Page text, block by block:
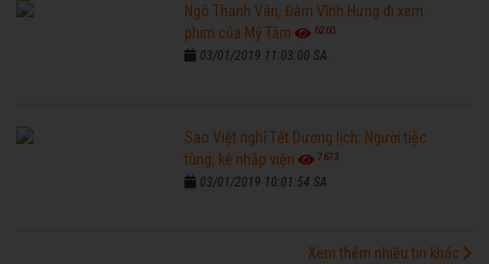
Ngô Thanh Vân, Đàm Vĩnh Hưng đi xem
phim của Mỹ Tâm
6260
03/01/2019 11:03:00 SA
Sao Việt nghỉ Tết Dương lịch: Người tiệc
tùng, kẻ nhập viện
7673
03/01/2019 10:01:54 SA
Xem thêm nhiều tin khác